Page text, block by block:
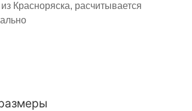
Красноряска, расчитывается